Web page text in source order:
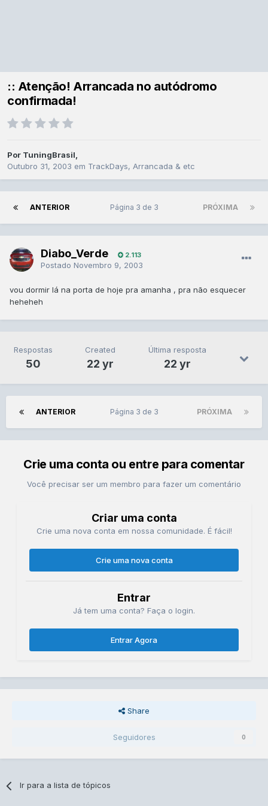
:: Atenção! Arrancada no autódromo
confirmada!
Por TuningBrasil,
Outubro 31, 2003 em TrackDays, Arrancada & etc
ANTERIOR PRÓXIMA
Página 3 de 3
Diabo_Verde 2.113
Postado Novembro 9, 2003
vou dormir lá na porta de hoje pra amanha , pra não esquecer
heheheh
Respostas
50
Created
22 yr
Última resposta
22 yr
ANTERIOR PRÓXIMA
Página 3 de 3
Crie uma conta ou entre para comentar
Você precisar ser um membro para fazer um comentário
Criar uma conta
Crie uma nova conta em nossa comunidade. É fácil!
Crie uma nova conta
Entrar
Já tem uma conta? Faça o login.
Entrar Agora
Share
Seguidores 0
Ir para a lista de tópicos